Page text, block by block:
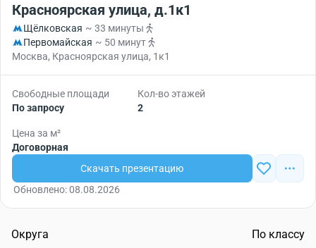
Красноярская улица, д.1к1
Щёлковская ~ 33 минуты
Первомайская ~ 50 минут
Москва, Красноярская улица, 1к1
Свободные площади
По запросу
Кол-во этажей
2
Цена за м²
Договорная
Скачать презентацию
Обновлено: 08.08.2026
Округа
По классу